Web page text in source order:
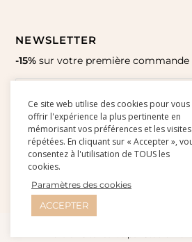
NEWSLETTER
-15% sur votre première commande
© Amour Paper 2015-2026 l Affiches
Studio
Ce site web utilise des cookies pour vous
offrir l'expérience la plus pertinente en
mémorisant vos préférences et les visites
répétées. En cliquant sur « Accepter »,
consentez à l'utilisation de TOUS les
cookies.
Paramètres des cookies
ACCEPTER